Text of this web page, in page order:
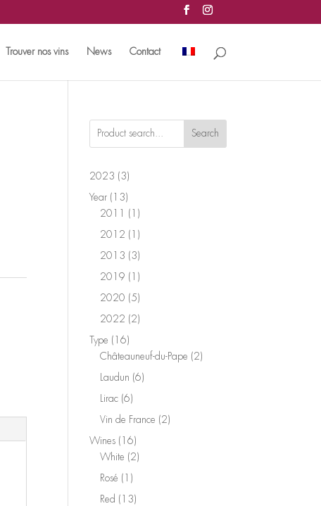
Trouver nos vins News Contact
Search
2023 33
products
Year 1313
products
2011
1
product
2012
1
product
2013 33
products
2019
1
product
2020 55
products
2022 22
Type 1616
products
Châteauneuf-du-Pape 22
Laudun 66
Lirac 66
products
Vin de France 22
Wines 1616
products
White 22
Rosé
1
product
Red 1313